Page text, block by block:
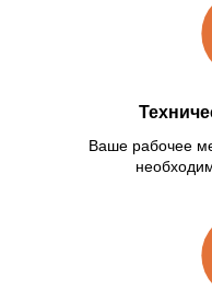
Ваше рабочее